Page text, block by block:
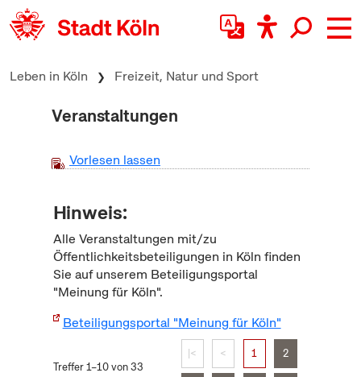
zum Inhalt springen
Leben in Köln Freizeit, Natur und Sport
Veranstaltungen
Vorlesen lassen
Hinweis:
Alle Veranstaltungen mit/zu
Öffentlichkeitsbeteiligungen in Köln finden
Sie auf unserem Beteiligungsportal
"Meinung für Köln".
Beteiligungsportal "Meinung für Köln"
Treffer 1–10 von 33
|< < 1 2